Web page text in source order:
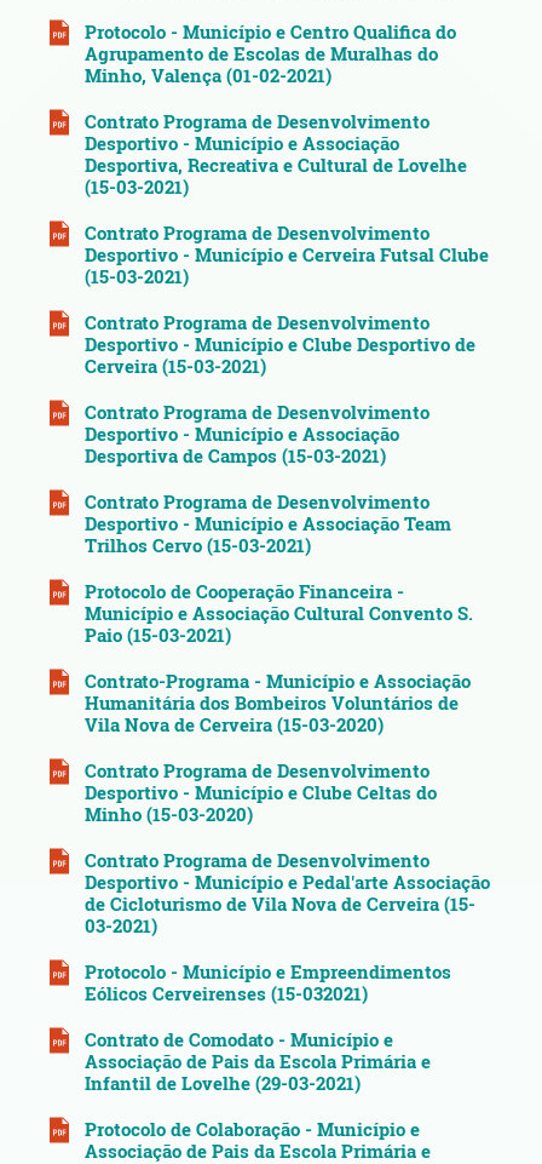
Protocolo - Município e Centro Qualifica do
Agrupamento de Escolas de Muralhas do
Minho, Valença (01-02-2021)
Contrato Programa de Desenvolvimento
Desportivo - Município e Associação
Desportiva, Recreativa e Cultural de Lovelhe
(15-03-2021)
Contrato Programa de Desenvolvimento
Desportivo - Município e Cerveira Futsal Clube
(15-03-2021)
Contrato Programa de Desenvolvimento
Desportivo - Município e Clube Desportivo de
Cerveira (15-03-2021)
Contrato Programa de Desenvolvimento
Desportivo - Município e Associação
Desportiva de Campos (15-03-2021)
Contrato Programa de Desenvolvimento
Desportivo - Município e Associação Team
Trilhos Cervo (15-03-2021)
Protocolo de Cooperação Financeira -
Município e Associação Cultural Convento S.
Paio (15-03-2021)
Contrato-Programa - Município e Associação
Humanitária dos Bombeiros Voluntários de
Vila Nova de Cerveira (15-03-2020)
Contrato Programa de Desenvolvimento
Desportivo - Município e Clube Celtas do
Minho (15-03-2020)
Contrato Programa de Desenvolvimento
Desportivo - Município e Pedal'arte Associação
de Cicloturismo de Vila Nova de Cerveira (15-
03-2021)
Protocolo - Município e Empreendimentos
Eólicos Cerveirenses (15-032021)
Contrato de Comodato - Município e
Associação de Pais da Escola Primária e
Infantil de Lovelhe (29-03-2021)
Protocolo de Colaboração - Município e
Associação de Pais da Escola Primária e